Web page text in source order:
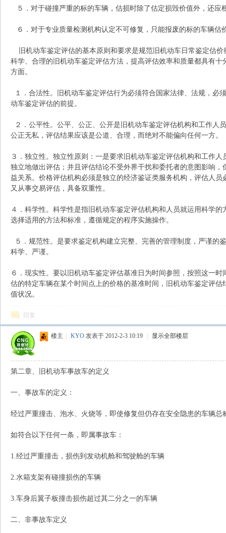
５．对于碰撞严重的标的车辆，估损时除了估定损毁价值外，还应
６．对于专业质量检测机构认定不可修复，只能报废的标的车辆
旧机动车鉴定评估的基本原则和要求是规范旧机动车日常鉴定估
科学、合理的旧机动车鉴定评估方法，提高评估效率和质量都具有
方面。
１．合法性。旧机动车鉴定评估行为必须符合国家法律、法规，必
动车鉴定评估的前提。
２．公平性。公平、公正、公开是旧机动车鉴定评估机构和工作人
公正无私，评估结果应该是公道、合理，而绝对不能偏向任何一方。
３．独立性。独立性原则：一是要求旧机动车鉴定评估机构和工作
独立地做出评估；并且评估结论不受外界干扰和委托者的意图影响
益关系。价格评估机构必须是独立的经济鉴证类服务机构，评估人
又从事交易评估，具备双重性。
４．科学性。科学性是指旧机动车鉴定评估机构和人员就运用科学
选择适用的方法和标准，遵循规定的程序实施操作。
５．规范性。是要求鉴定机构建立完整、完善的管理制度，严谨的
科学、严谨。
６．现实性。要以旧机动车鉴定评估基准日为时间参照，按照这一
估的特定车辆在某个时间点上的价格的基准时间，旧机动车鉴定评
值状况。
回复
楼主 KYO 发表于 2012-2-3 10:19 显示全部楼层
第二章、旧机动车事故车的定义
一、事故车的定义：
经过严重撞击、泡水、火烧等，即使修复但仍存在安全隐患的车辆总
如符合以下任何一条，即属事故车：
1.经过严重撞击，损伤到发动机舱和驾驶舱的车辆
2.水箱支架有碰撞损伤的车辆
3.车身后翼子板撞击损伤超过其二分之一的车辆
二、非事故车定义